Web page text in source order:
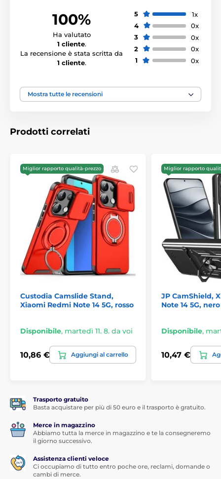
Confezionato nella scatola originale
Estremamente resistente
Lavorazione precisa
Anello rotante a 360 gradi
Cursore protettivo per obiettivo
Completamente funzionale
Il set contiene:
100%
Ha valutato
1 cliente.
La recensione è stata scritta da
1 cliente.
5
1x
4
0x
3
0x
2
0x
1
0x
Mostra tutte le recensioni
Prodotti correlati
Miglior rapporto qualità-prezzo
Custodia Camslide Stand,
Xiaomi Redmi Note 14 5G, rosso
Disponibile, martedì 11. 8. da voi
10,86 € Aggiungi al carrello
Miglior rapporto
JP CamShield,
Note 14 5G, nero
Disponibile,
10,47 €
Trasporto gratuito
Basta acquistare per più di 50 euro e il trasporto è gratuito.
Merce in magazzino
Abbiamo tutta la merce in magazzino e te la consegneremo
il giorno successivo.
Assistenza clienti veloce
Ci occupiamo di tutto entro poche ore, reclami, domande o
cambi di merce.